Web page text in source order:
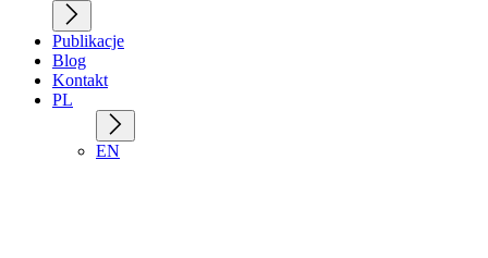
Publikacje
Blog
Kontakt
PL
EN